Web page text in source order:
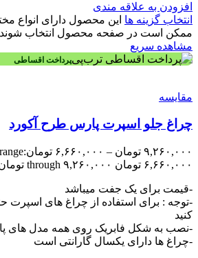
افزودن به علاقه مندی
انتخاب گزینه ها این محصول دارای انواع
ممکن است در صفحه محصول انتخاب شوند
مشاهده سریع
پرداخت اقساطی
مقایسه
چراغ جلو اسپرت پارس طرح آکورد
۹,۲۶۰,۰۰۰ تومان – ۶,۶۶۰,۰۰۰ تومان
۶,۶۶۰,۰۰۰ تومان through ۹,۲۶۰,۰۰۰ تومان
-قیمت برای یک جفت میباشد
-توجه : برای استفاده از چراغ های اسپرت
کنید
-نصب به شکل فابریک روی همه مدل های
-چراغ ها دارای یکسال گارانتی است